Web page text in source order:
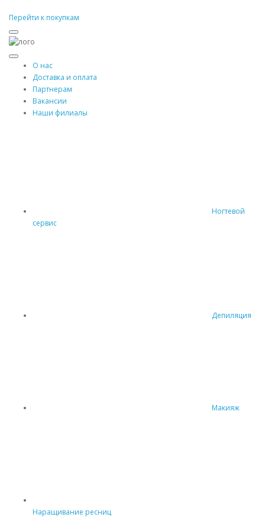
Перейти к покупкам
О нас
Доставка и оплата
Партнерам
Вакансии
Наши филиалы
Ногтевой
сервис
Депиляция
Макияж
Наращивание ресниц